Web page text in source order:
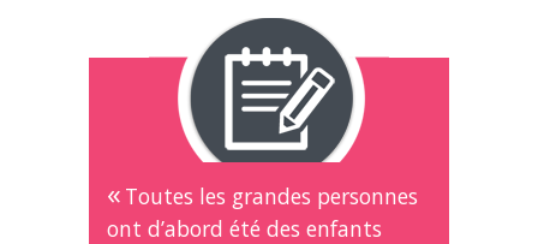
Toutes les grandes personnes
ont d’abord été des enfants